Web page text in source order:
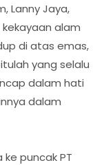
Lanny Jaya,
alam
di atas emas,
yang selalu
dalam hati
dalam
puncak PT